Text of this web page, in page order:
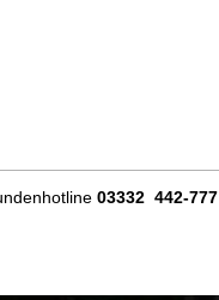
03332 442-777